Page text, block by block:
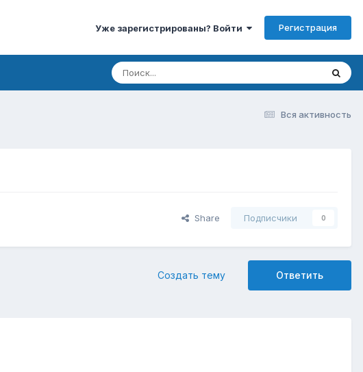
Уже зарегистрированы? Войти Регистрация
Вся активность
Share Подписчики 0
Ответить
Создать тему